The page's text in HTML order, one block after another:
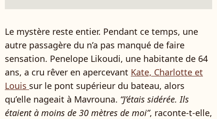
Le mystère reste entier. Pendant ce temps, une
autre passagère du n’a pas manqué de faire
sensation. Penelope Likoudi, une habitante de 64
ans, a cru rêver en apercevant Kate, Charlotte et
Louis sur le pont supérieur du bateau, alors
qu’elle nageait à Mavrouna. “J’étais sidérée. Ils
étaient à moins de 30 mètres de moi”, raconte-t-elle,